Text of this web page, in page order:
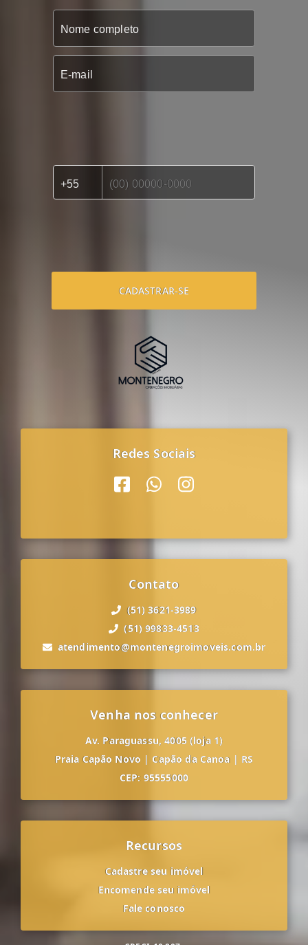
CADASTRAR-SE
Redes Sociais
Contato
(51) 3621-3989
(51) 99833-4513
atendimento@montenegroimoveis.com.br
Venha nos conhecer
Av. Paraguassu, 4005 (loja 1)
Praia Capão Novo | Capão da Canoa | RS
CEP: 95555000
Recursos
Cadastre seu imóvel
Encomende seu imóvel
Fale conosco